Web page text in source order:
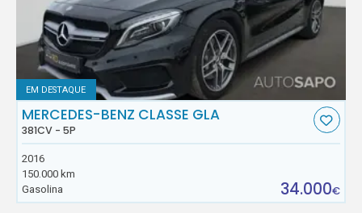
EM DESTAQUE
MERCEDES-BENZ CLASSE GLA
381CV - 5P
2016
150.000 km
Gasolina
34.000€